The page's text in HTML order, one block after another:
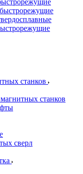
станков
станков
сверл